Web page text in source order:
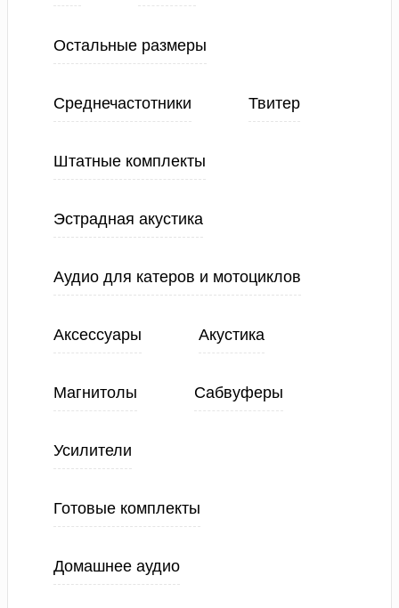
Остальные размеры
Среднечастотники Твитер
Штатные комплекты
Эстрадная акустика
Аудио для катеров и мотоциклов
Аксессуары Акустика
Магнитолы Сабвуферы
Усилители
Готовые комплекты
Домашнее аудио